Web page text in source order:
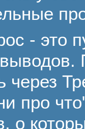
- это
через
про
о